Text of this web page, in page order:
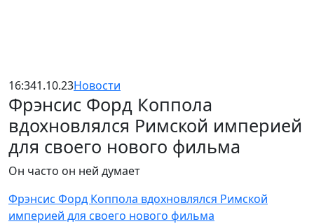
16:341.10.23Новости
Фрэнсис Форд Коппола
вдохновлялся Римской империей
для своего нового фильма
Он часто он ней думает
Фрэнсис Форд Коппола вдохновлялся Римской
империей для своего нового фильма